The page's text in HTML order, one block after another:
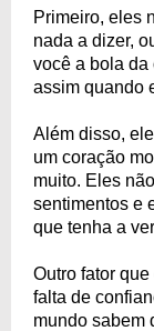
Primeiro, eles
nada a dizer,
você a bola da
assim quando
Além disso,
um coração
muito. Eles
sentimentos e
que tenha a
Outro fator
falta de
mundo sabem